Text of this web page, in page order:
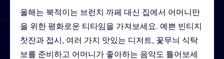
올해는 북적이는 브런치 까페 대신 집에서 어머니만
을 위한 평화로운 티타임을 가져보세요. 예쁜 빈티지
찻잔과 접시, 여러 가지 맛있는 디저트, 꽃무늬 식탁
보를 준비하고 어머니가 좋아하는 음악도 틀어보세